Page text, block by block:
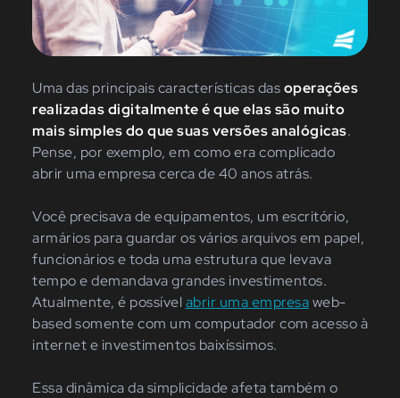
Uma das principais características dasoperações
realizadas digitalmente é que elas são muito
mais simples do que suas versões analógicas.
Pense, por exemplo, em como era complicado
abrir uma empresa cerca de 40 anos atrás.
Você precisava de equipamentos, um escritório,
armários para guardar os vários arquivos em papel,
funcionários e toda uma estrutura que levava
tempo e demandava grandes investimentos.
Atualmente, é possívelabrir uma empresaweb-
based somente com um computador com acesso à
internet e investimentos baixíssimos.
Essa dinâmica da simplicidade afeta também o